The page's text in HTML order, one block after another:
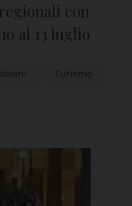
con
al 13 luglio
Turismo